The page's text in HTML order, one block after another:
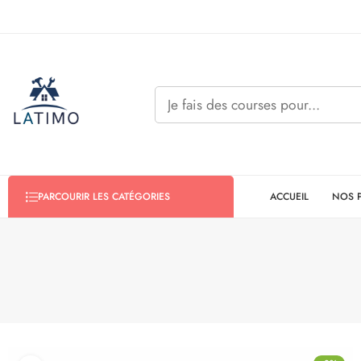
PARCOURIR LES CATÉGORIES ACCUEIL NOS